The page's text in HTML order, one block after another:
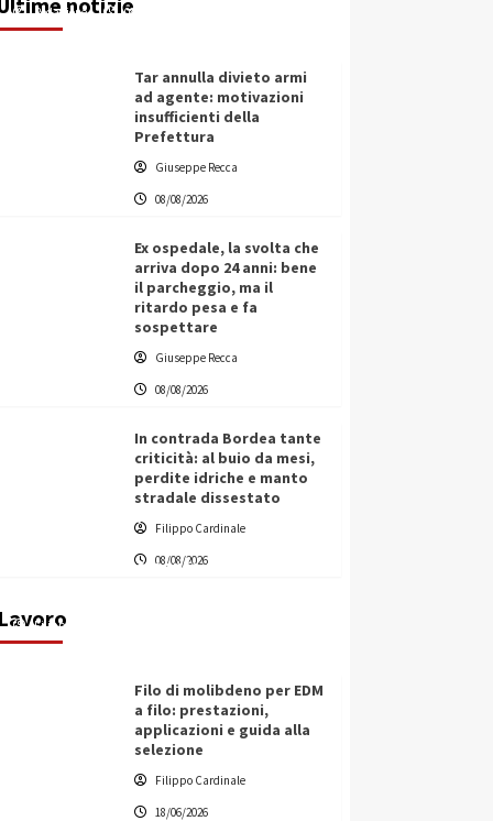
Redazione 08/08/2026
Tar annulla divieto armi
ad agente: motivazioni
insufficienti della
Prefettura
Giuseppe Recca
08/08/2026
Ex ospedale, la svolta che
arriva dopo 24 anni: bene
il parcheggio, ma il
ritardo pesa e fa
sospettare
Giuseppe Recca
08/08/2026
In contrada Bordea tante
criticità: al buio da mesi,
perdite idriche e manto
stradale dissestato
Filippo Cardinale
08/08/2026
Lavoro
L’ingegnere saccense Buscarnera
partner chiave di un progetto
transnazionale per la transizione
Filippo Cardinale
Filo di molibdeno per EDM
a filo: prestazioni,
applicazioni e guida alla
selezione
Filippo Cardinale
18/06/2026